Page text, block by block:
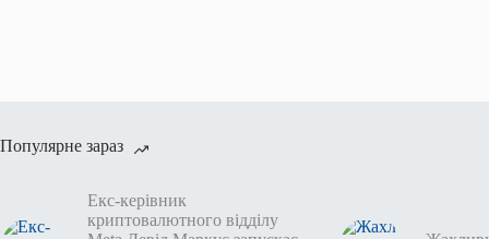
Популярне зараз
Екс-керівник
криптовалютного відділу